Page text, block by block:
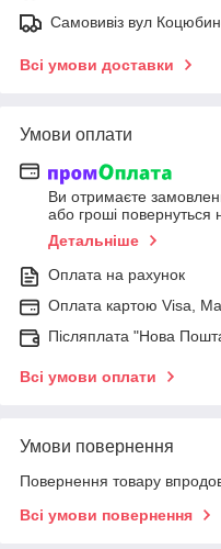
Самовивіз вул
Всі умови доставки
Умови оплати
Ви отримаєте
або гроші повернуться
Детальніше
Оплата на рахунок
Оплата картою Visa,
Післяплата "Нова
Всі умови оплати
Умови повернення
Повернення товару
Всі умови повернення